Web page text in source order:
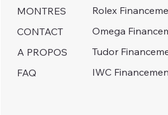
MONTRES
CONTACT
A PROPOS
FAQ
Rolex
Omega
Tudor
IWC